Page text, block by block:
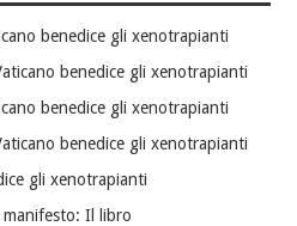
benedice gli xenotrapianti
benedice gli xenotrapianti
benedice gli xenotrapianti
benedice gli xenotrapianti
gli xenotrapianti
manifesto: Il libro